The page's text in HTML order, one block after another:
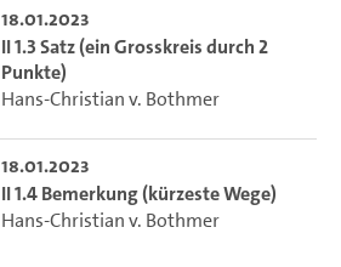
18.01.2023
II 1.3 Satz (ein Grosskreis durch 2
Punkte)
Hans-Christian v. Bothmer
18.01.2023
II 1.4 Bemerkung (kürzeste Wege)
Hans-Christian v. Bothmer